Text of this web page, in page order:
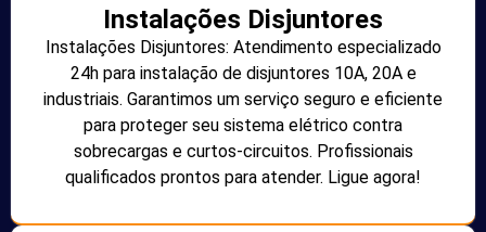
Instalações Disjuntores
Instalações Disjuntores: Atendimento especializado
24h para instalação de disjuntores 10A, 20A e
industriais. Garantimos um serviço seguro e eficiente
para proteger seu sistema elétrico contra
sobrecargas e curtos-circuitos. Profissionais
qualificados prontos para atender. Ligue agora!